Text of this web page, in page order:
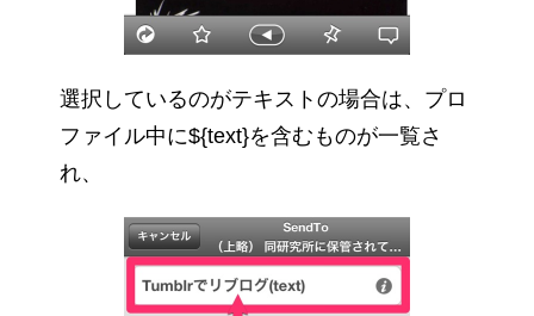
選択しているのがテキストの場合は、プロ
ファイル中に${text}を含むものが一覧さ
れ、